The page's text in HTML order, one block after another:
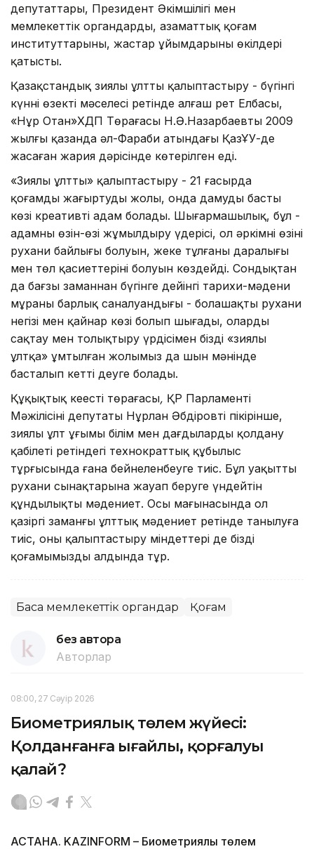
депутаттары, Президент Әкімшілігі мен
мемлекеттік органдардың, азаматтық қоғам
институттарының, жастар ұйымдарының өкілдері
қатысты.
Қазақстандық зиялы ұлтты қалыптастыру - бүгінгі
күннің өзекті мәселесі ретінде алғаш рет Елбасы,
«Нұр Отан»ХДП Төрағасы Н.Ә.Назарбаевтың 2009
жылғы қазанда әл-Фараби атындағы ҚазҰУ-де
жасаған жария дәрісінде көтерілген еді.
«Зиялы ұлтты» қалыптастыру - 21 ғасырда
қоғамды жаңғыртудың жолы, онда дамудың басты
көзі креативті адам болады. Шығармашылық, бұл -
адамның өзін-өзі жұмылдыру үдерісі, ол әркімнің өзінің
рухани байлығы болуын, жеке тұлғаның даралығы
мен төл қасиеттерінің болуын көздейді. Сондықтан
да бағзы заманнан бүгінге дейінгі тарихи-мәдени
мұраның барлық саналуандығы - болашақтың рухани
негізі мен қайнар көзі болып шығады, оларды
сақтау мен толықтыру үрдісімен біздің «зиялы
ұлтқа» ұмтылған жолымыз да шын мәнінде
басталып кетті деуге болады.
Құқықтық кеңестің төрағасы, ҚР Парламенті
Мәжілісінің депутаты Нұрлан Әбдіровтің пікірінше,
зиялы ұлт ұғымы білім мен дағдыларды қолдану
қабілеті ретіндегі технократтық құбылыс
тұрғысында ғана бейнеленбеуге тиіс. Бұл уақыттың
рухани сынақтарына жауап беруге үндейтін
құндылықты мәдениет. Осы мағынасында ол
қазіргі заманғы ұлттық мәдениет ретінде танылуға
тиіс, оны қалыптастыру міндеттері де біздің
қоғамымыздың алдында тұр.
Басқа мемлекеттік органдар Қоғам
без автора
Авторлар
08:00, 27 Сәуір 2026
Биометриялық төлем жүйесі:
Қолданғанға ыңғайлы, қорғалуы
қалай?
АСТАНА. KAZINFORM – Биометриялық төлем